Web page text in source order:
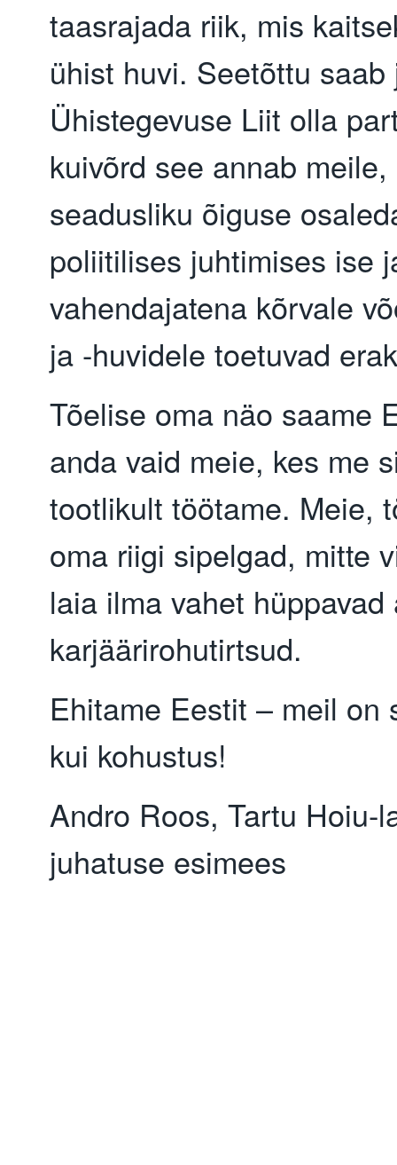
taasrajada riik, mis
ühist huvi. Seetõttu
Ühistegevuse Liit olla
kuivõrd see annab
seadusliku õiguse
poliitilises juhtimises ise
vahendajatena kõrvale
ja -huvidele toetuvad
Tõelise oma näo saame
anda vaid meie, kes me
tootlikult töötame. Meie,
oma riigi sipelgad, mitte
laia ilma vahet
karjäärirohutirtsud.
Ehitame Eestit – meil on
kui kohustus!
Andro Roos, Tartu Hoiu-
juhatuse esimees